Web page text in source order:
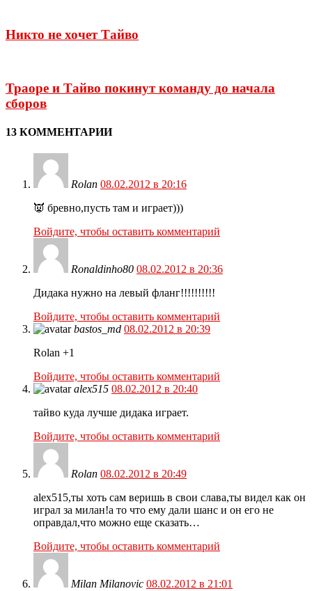
Никто не хочет Тайво
Траоре и Тайво покинут команду до начала
сборов
13 КОММЕНТАРИИ
Rolan 08.02.2012 в 20:16
👿 бревно,пусть там и играет)))
Войдите, чтобы оставить комментарий
Ronaldinho80 08.02.2012 в 20:36
Дидака нужно на левый фланг!!!!!!!!!!
Войдите, чтобы оставить комментарий
bastos_md 08.02.2012 в 20:39
Rolan +1
Войдите, чтобы оставить комментарий
alex515 08.02.2012 в 20:40
тайво куда лучше дидака играет.
Войдите, чтобы оставить комментарий
Rolan 08.02.2012 в 20:49
alex515,ты хоть сам веришь в свои слава,ты видел как он
играл за милан!а то что ему дали шанс и он его не
оправдал,что можно еще сказать…
Войдите, чтобы оставить комментарий
Milan Milanovic 08.02.2012 в 21:01